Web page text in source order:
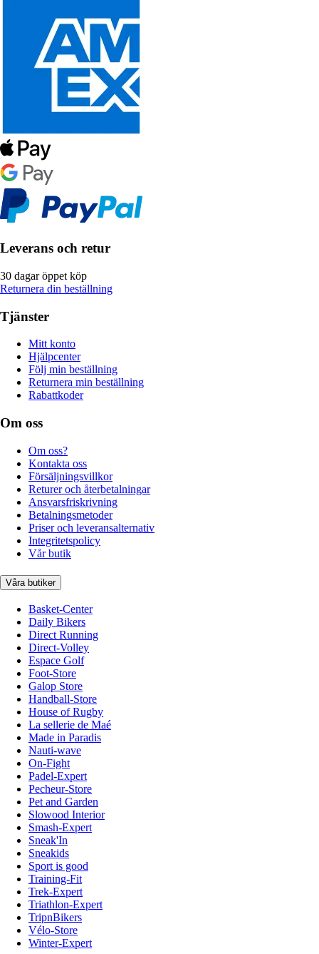
Leverans och retur
30 dagar öppet köp
Returnera din beställning
Tjänster
Mitt konto
Hjälpcenter
Följ min beställning
Returnera min beställning
Rabattkoder
Om oss
Om oss?
Kontakta oss
Försäljningsvillkor
Returer och återbetalningar
Ansvarsfriskrivning
Betalningsmetoder
Priser och leveransalternativ
Integritetspolicy
Vår butik
Våra butiker
Basket-Center
Daily Bikers
Direct Running
Direct-Volley
Espace Golf
Foot-Store
Galop Store
Handball-Store
House of Rugby
La sellerie de Maé
Made in Paradis
Nauti-wave
On-Fight
Padel-Expert
Pecheur-Store
Pet and Garden
Slowood Interior
Smash-Expert
Sneak'In
Sneakids
Sport is good
Training-Fit
Trek-Expert
Triathlon-Expert
TripnBikers
Vélo-Store
Winter-Expert